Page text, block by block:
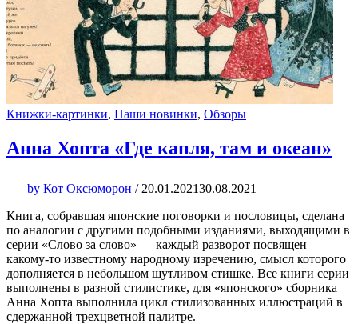
Книжки-картинки, Наши новинки, Обзоры
Анна Хопта «Где капля, там и океан»
by Кот Оксюморон / 20.01.202130.08.2021
Книга, собравшая японские поговорки и пословицы, сделана
по аналогии с другими подобными изданиями, выходящими в
серии «Слово за слово» — каждый разворот посвящен
какому-то известному народному изречению, смысл которого
дополняется в небольшом шутливом стишке. Все книги серии
выполнены в разной стилистике, для «японского» сборника
Анна Хопта выполнила цикл стилизованных иллюстраций в
сдержанной трехцветной палитре.